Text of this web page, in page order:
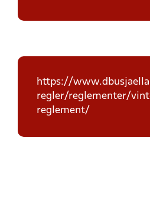
https://
regler/reglementer/
reglement/